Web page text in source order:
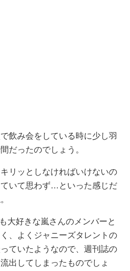
飲み会をしている時に少し羽
だったのでしょう。
リッとしなければいけないの
いて思わず…といった感じだ
大好きな嵐さんのメンバーと
、よくジャニーズタレントの
ていたようなので、週刊誌の
出してしまったものでしょ